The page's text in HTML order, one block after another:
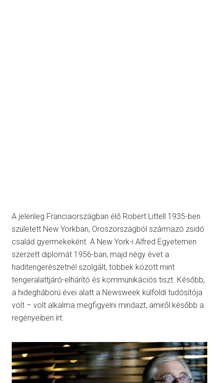
A jelenleg Franciaországban élő Robert Littell 1935-ben
született New Yorkban, Oroszországból származó zsidó
család gyermekeként. A New York-i Alfred Egyetemen
szerzett diplomát 1956-ban, majd négy évet a
haditengerészetnél szolgált, többek között mint
tengeralattjáró-elhárító és kommunikációs tiszt. Később,
a hidegháború évei alatt a Newsweek külföldi tudósítója
volt – volt alkalma megfigyelni mindazt, amiről később a
regényeiben írt.